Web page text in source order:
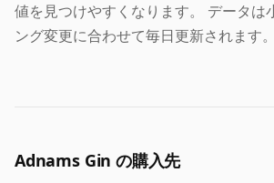
値を見つけやすくなります。 データは
ング変更に合わせて毎日更新されます。
Adnams Gin の購入先